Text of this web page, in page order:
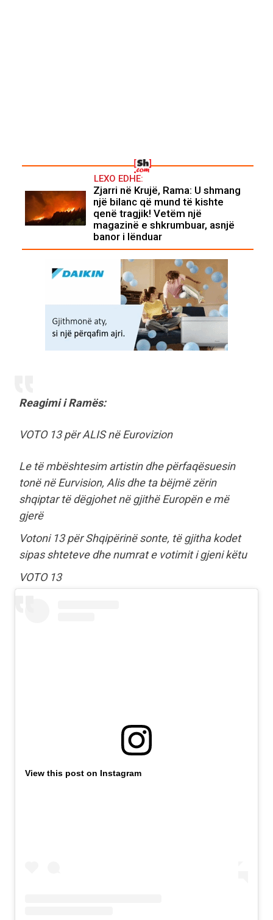
LEXO EDHE:
Zjarri në Krujë, Rama: U shmang
një bilanc që mund të kishte
qenë tragjik! Vetëm një
magazinë e shkrumbuar, asnjë
banor i lënduar
Reagimi i Ramës:
VOTO 13 për ALIS në Eurovizion
Le të mbështesim artistin dhe përfaqësuesin
tonë në Eurvision, Alis dhe ta bëjmë zërin
shqiptar të dëgjohet në gjithë Europën e më
gjerë
Votoni 13 për Shqipërinë sonte, të gjitha kodet
sipas shteteve dhe numrat e votimit i gjeni këtu
VOTO 13
View this post on Instagram